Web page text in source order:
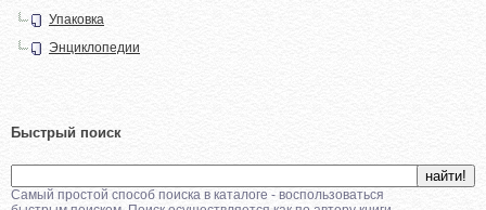
Упаковка
Энциклопедии
Быстрый поиск
Самый простой способ поиска в каталоге - воспользоваться